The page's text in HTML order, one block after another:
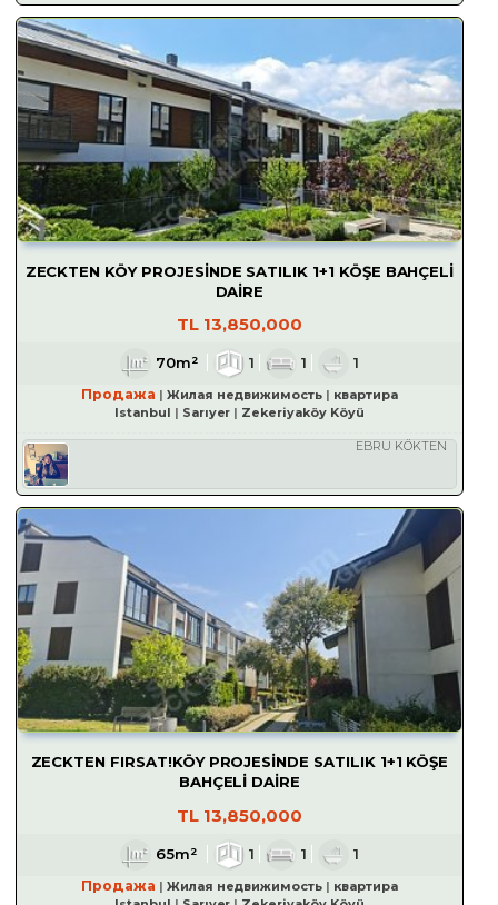
ZECKTEN KÖY PROJESİNDE SATILIK 1+1 KÖŞE BAHÇELİ
DAİRE
TL 13,850,000
70m² 1 1 1
Продажа Жилая недвижимость
квартира
Istanbul
Sarıyer Zekeriyaköy Köyü
EBRU KÖKTEN
ZECKTEN FIRSAT!KÖY PROJESİNDE SATILIK 1+1 KÖŞE
BAHÇELİ DAİRE
TL 13,850,000
65m² 1 1 1
Продажа Жилая недвижимость
квартира